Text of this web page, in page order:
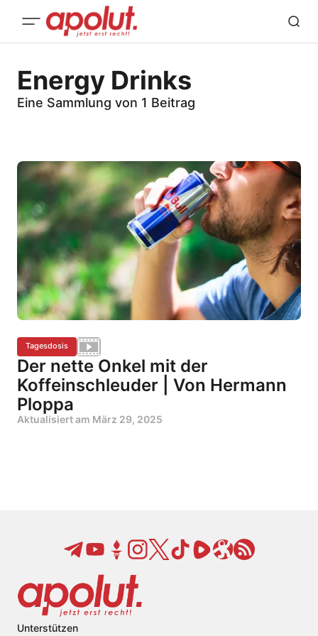
Energy Drinks
Eine Sammlung von 1 Beitrag
Tagesdosis
Der nette Onkel mit der
Koffeinschleuder | Von Hermann
Ploppa
Aktualisiert am März 29, 2025
Unterstützen